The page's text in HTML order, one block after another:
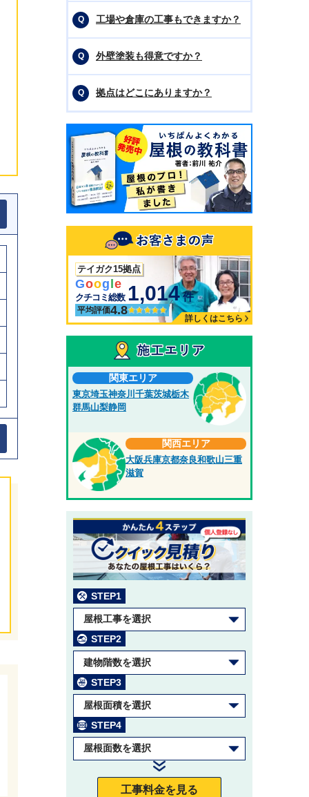
工場や倉庫の工事もできますか？
外壁塗装も得意ですか？
拠点はどこにありますか？
テイガク15拠点
Goog le
クチコミ総数 1,014 件
平均評価4.8
詳しくはこちら
関東エリア
東京埼玉神奈川 千葉茨城栃木
群馬山梨静岡
関西エリア
大阪兵庫京都奈良和歌山三重
滋賀
STEP1
屋根工事を選択
STEP2
建物階数を選択
STEP3
屋根面積を選択
STEP4
屋根面数を選択
工事料金を見る